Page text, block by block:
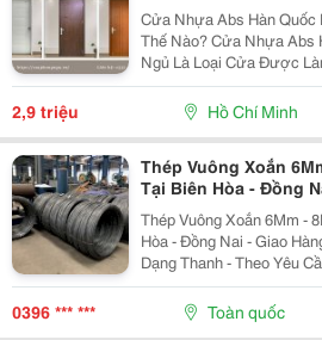
Cửa Nhựa Abs Hàn Quốc
Thế Nào? Cửa Nhựa Abs
Ngủ Là Loại Cửa Được
Nhập Khẩu Từ Hàn
&Ldquo;Acrylonitrile
&Ndash; Một Loại Nhựa...
2,9 triệu Hồ Chí Minh
Thép Vuông Xoắn
Tại Biên Hòa - Đồng
Quốc
Thép Vuông Xoắn 6Mm -
Hòa - Đồng Nai - Giao Hàng Toàn
Dạng Thanh - Theo Yêu Cầu. - Đường Kính: 2 Loại
&Amp; 8Mm. - Hàng Mới 100%. - Giá Tốt Nhất Thị
Trường. - Giao Hàng
0396 *** *** Toàn quốc